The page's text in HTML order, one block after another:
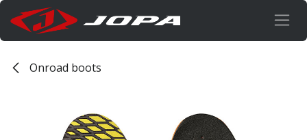
Overslaan naar inhoud
Onroad boots